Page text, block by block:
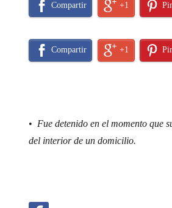
Compartir +1
Compartir +1
• Fue detenido en el momento que
del interior de un domicilio.